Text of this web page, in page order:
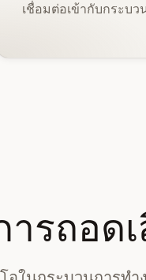
เชื่อมต่อเข้ากับกระบ
รถอด